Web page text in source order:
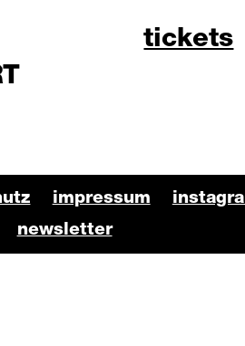
October 2026tickets
impressum
newsletter